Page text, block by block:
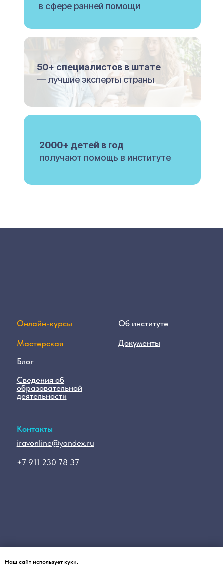
в сфере ранней помощи
50+ специалистов в штате
— лучшие эксперты страны
2000+ детей в год
получают помощь в институте
Наш сайт использует куки.